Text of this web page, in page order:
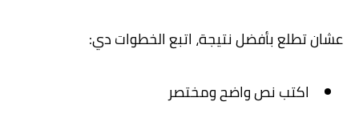
عشان تطلع بأفضل نتيجة، اتبع الخطوات دي:
اكتب نص واضح ومختصر